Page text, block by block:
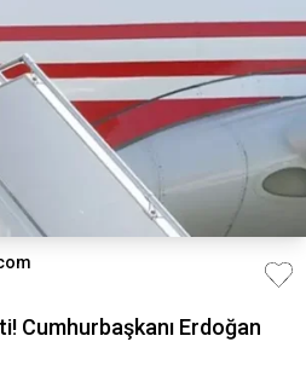
Cumhurbaşkanı Erdoğan